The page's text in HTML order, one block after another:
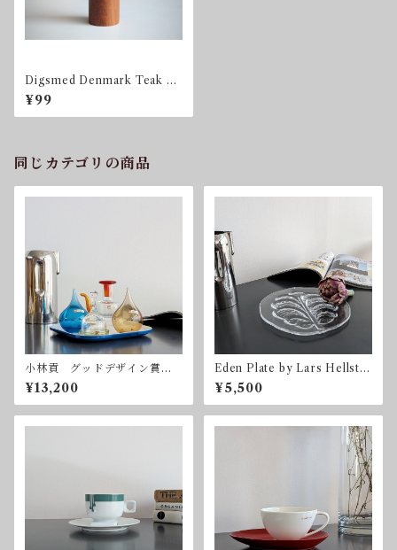
Digsmed Denmark Teak Pe
pper Mill with PEUGEOT G
rinder
¥99
同じカテゴリの商品
小林貢 グッドデザイン賞
Noritake ノリタケ クラフ
トコレクション ヴィンテー
ジ 昭和レトロ
¥13,200
Eden Plate by Lars Hellste
n for Orrefors 直径23.5c
m オレフォス スウェーデ
ン
¥5,500